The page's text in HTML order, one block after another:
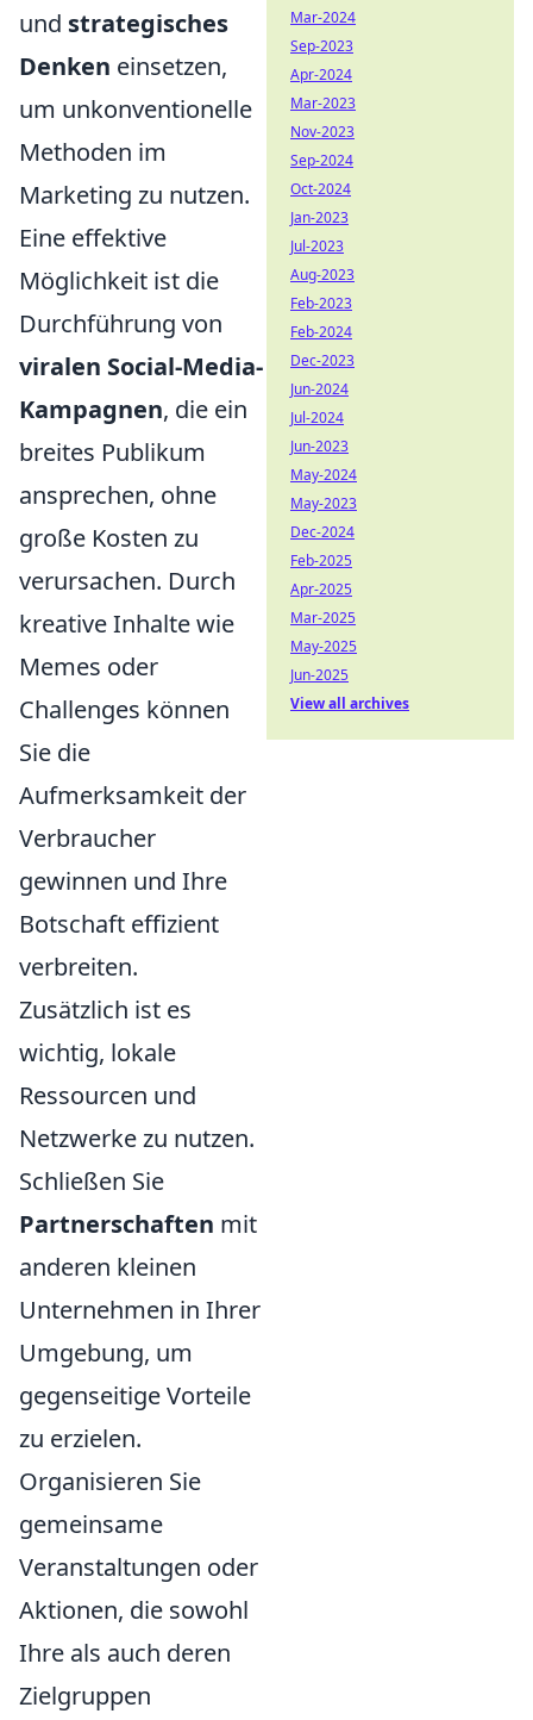
und strategisches
Denken einsetzen,
um unkonventionelle
Methoden im
Marketing zu nutzen.
Eine effektive
Möglichkeit ist die
Durchführung von
viralen Social-Media-
Kampagnen, die ein
breites Publikum
ansprechen, ohne
große Kosten zu
verursachen. Durch
kreative Inhalte wie
Memes oder
Challenges können
Sie die
Aufmerksamkeit der
Verbraucher
gewinnen und Ihre
Botschaft effizient
verbreiten.
Zusätzlich ist es
wichtig, lokale
Ressourcen und
Netzwerke zu nutzen.
Schließen Sie
Partnerschaften mit
anderen kleinen
Unternehmen in Ihrer
Umgebung, um
gegenseitige Vorteile
zu erzielen.
Organisieren Sie
gemeinsame
Veranstaltungen oder
Aktionen, die sowohl
Ihre als auch deren
Zielgruppen
Mar-2024
Sep-2023
Apr-2024
Mar-2023
Nov-2023
Sep-2024
Oct-2024
Jan-2023
Jul-2023
Aug-2023
Feb-2023
Feb-2024
Dec-2023
Jun-2024
Jul-2024
Jun-2023
May-2024
May-2023
Dec-2024
Feb-2025
Apr-2025
Mar-2025
May-2025
Jun-2025
View all archives